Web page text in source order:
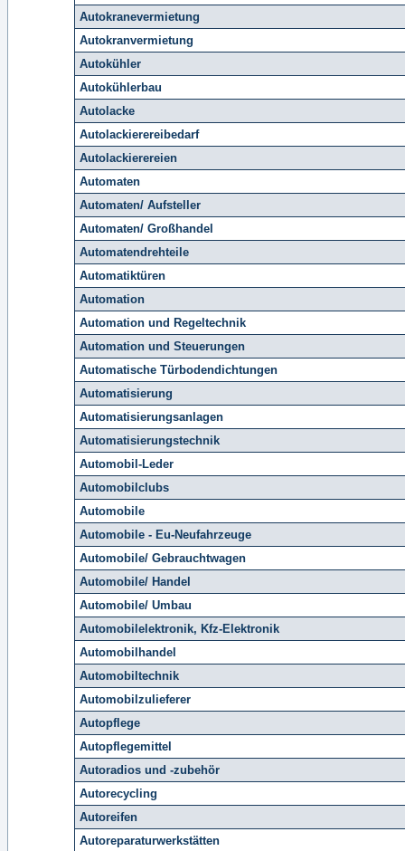
Autokranevermietung
Autokranvermietung
Autokühler
Autokühlerbau
Autolacke
Autolackierereibedarf
Autolackierereien
Automaten
Automaten/ Aufsteller
Automaten/ Großhandel
Automatendrehteile
Automatiktüren
Automation
Automation und Regeltechnik
Automation und Steuerungen
Automatische Türbodendichtungen
Automatisierung
Automatisierungsanlagen
Automatisierungstechnik
Automobil-Leder
Automobilclubs
Automobile
Automobile - Eu-Neufahrzeuge
Automobile/ Gebrauchtwagen
Automobile/ Handel
Automobile/ Umbau
Automobilelektronik, Kfz-Elektronik
Automobilhandel
Automobiltechnik
Automobilzulieferer
Autopflege
Autopflegemittel
Autoradios und -zubehör
Autorecycling
Autoreifen
Autoreparaturwerkstätten